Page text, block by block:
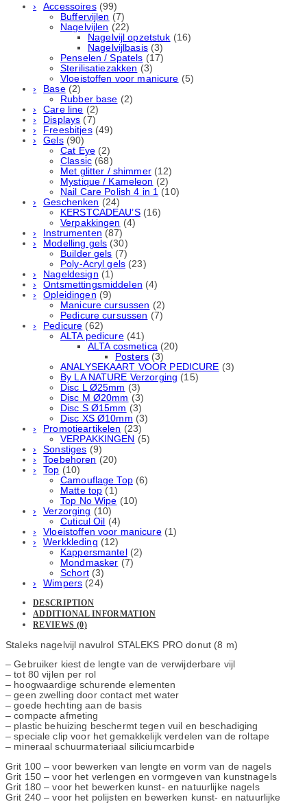
Accessoires (99)
Buffervijlen (7)
Nagelvijlen (22)
Nagelvijl opzetstuk (16)
Nagelvijlbasis (3)
Penselen / Spatels (17)
Sterilisatiezakken (3)
Vloeistoffen voor manicure (5)
Base (2)
Rubber basе (2)
Care line (2)
Displays (7)
Freesbitjes (49)
Gels (90)
Cat Eye (2)
Classic (68)
Met glitter / shimmer (12)
Mystique / Kameleon (2)
Nail Care Polish 4 in 1 (10)
Geschenken (24)
KERSTCADEAU’S (16)
Verpakkingen (4)
Instrumenten (87)
Modelling gels (30)
Builder gels (7)
Poly-Acryl gels (23)
Nageldesign (1)
Ontsmettingsmiddelen (4)
Opleidingen (9)
Manicure cursussen (2)
Pedicure cursussen (7)
Pedicure (62)
ALTA pedicure (41)
ALTA cosmetica (20)
Posters (3)
ANALYSEKAART VOOR PEDICURE (3)
By LA NATURE Verzorging (15)
Disc L Ø25mm (3)
Disc M Ø20mm (3)
Disc S Ø15mm (3)
Disc XS Ø10mm (3)
Promotieartikelen (23)
VERPAKKINGEN (5)
Sonstiges (9)
Toebehoren (20)
Top (10)
Camouflage Top (6)
Matte top (1)
Top No Wipe (10)
Verzorging (10)
Cuticul Oil (4)
Vloeistoffen voor manicure (1)
Werkkleding (12)
Kappersmantel (2)
Mondmasker (7)
Schort (3)
Wimpers (24)
DESCRIPTION
ADDITIONAL INFORMATION
REVIEWS (0)
Staleks nagelvijl navulrol STALEKS PRO donut (8 m)
– Gebruiker kiest de lengte van de verwijderbare vijl
– tot 80 vijlen per rol
– hoogwaardige schurende elementen
– geen zwelling door contact met water
– goede hechting aan de basis
– compacte afmeting
– plastic behuizing beschermt tegen vuil en beschadiging
– speciale clip voor het gemakkelijk verdelen van de roltape
– mineraal schuurmateriaal siliciumcarbide
Grit 100 – voor bewerken van lengte en vorm van de nagels
Grit 150 – voor het verlengen en vormgeven van kunstnagels
Grit 180 – voor het bewerken kunst- en natuurlijke nagels
Grit 240 – voor het polijsten en bewerken kunst- en natuurlijke